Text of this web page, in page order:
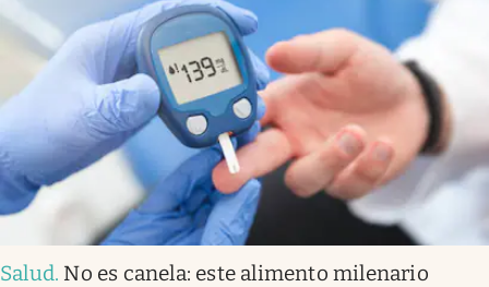
Salud. No es canela: este alimento milenario